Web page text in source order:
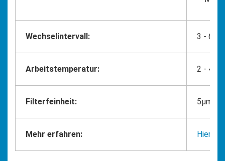
Wechselintervall: 3 - 6
Arbeitstemperatur: 2 - 45°C
Filterfeinheit: 5µm
Mehr erfahren: Hier